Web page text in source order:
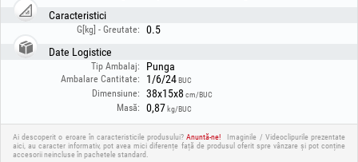
Caracteristici
G[kg] - Greutate:
0.5
Date Logistice
Tip Ambalaj: Punga
Ambalare Cantitate: 1/6/24BUC
Dimensiune: 38x15x8 cm/BUC
Masă: 0,87 kg/BUC
Ai descoperit o eroare în caracteristicile produsului?Anuntă-ne!
Imaginile / Videoclipurile prezentate
aici, au caracter informativ, pot avea mici diferențe față de produsul oferit spre vânzare și pot conține
accesorii neincluse în pachetele standard.